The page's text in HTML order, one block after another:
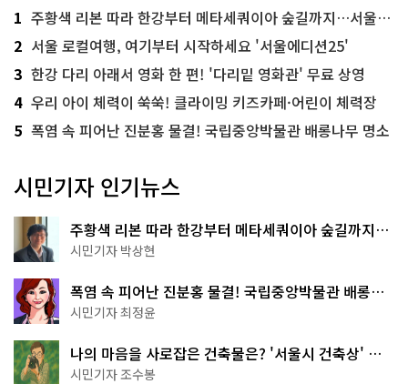
1 주황색 리본 따라 한강부터 메타세쿼이아 숲길까지…서울둘레길 15코스
2 서울 로컬여행, 여기부터 시작하세요 '서울에디션25'
3 한강 다리 아래서 영화 한 편! '다리밑 영화관' 무료 상영
4 우리 아이 체력이 쑥쑥! 클라이밍 키즈카페·어린이 체력장
5 폭염 속 피어난 진분홍 물결! 국립중앙박물관 배롱나무 명소
시민기자 인기뉴스
주황색 리본 따라 한강부터 메타세쿼이아 숲길까지…
서울둘레길 15코스
시민기자 박상현
폭염 속 피어난 진분홍 물결! 국립중앙박물관 배롱나
무 명소
시민기자 최정윤
나의 마음을 사로잡은 건축물은? '서울시 건축상' 수
상작 공개!
시민기자 조수봉